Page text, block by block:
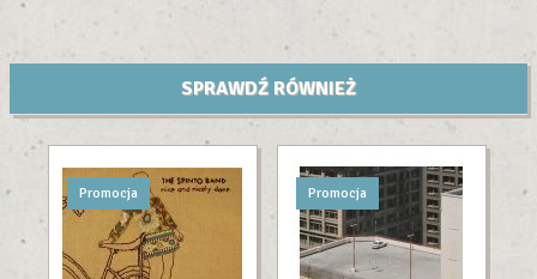
SPRAWDŹ RÓWNIEŻ
Promocja Promocja